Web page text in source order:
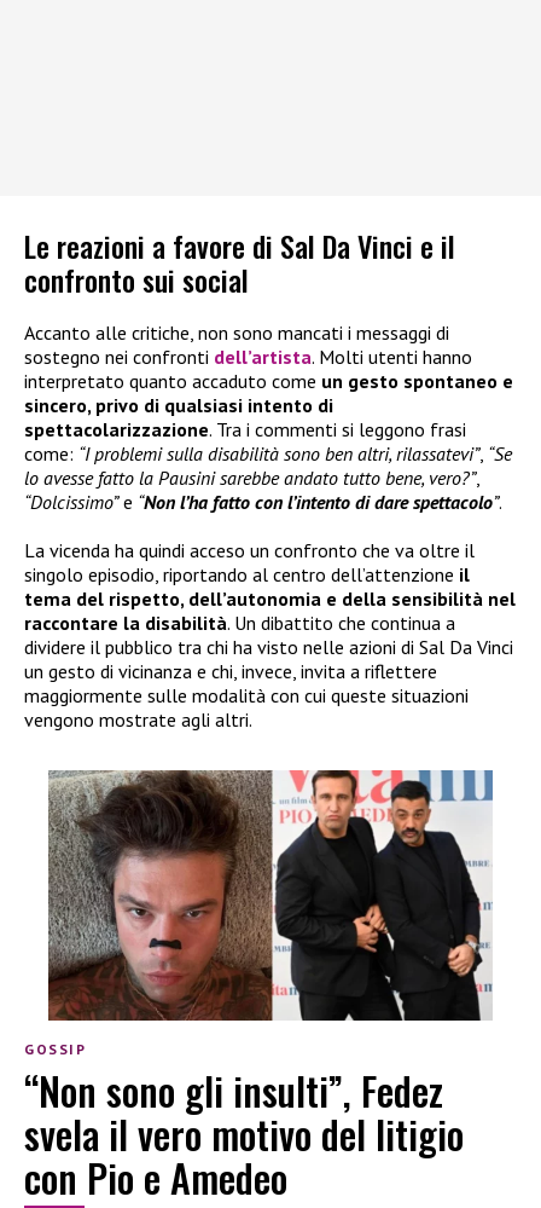
Le reazioni a favore di Sal Da Vinci e il
confronto sui social
Accanto alle critiche, non sono mancati i messaggi di
sostegno nei confronti dell’artista. Molti utenti hanno
interpretato quanto accaduto come un gesto spontaneo e
sincero, privo di qualsiasi intento di
spettacolarizzazione. Tra i commenti si leggono frasi
come: “I problemi sulla disabilità sono ben altri, rilassatevi”, “Se
lo avesse fatto la Pausini sarebbe andato tutto bene, vero?”,
“Dolcissimo”e “Non l’ha fatto con l’intento di dare spettacolo”.
La vicenda ha quindi acceso un confronto che va oltre il
singolo episodio, riportando al centro dell’attenzione il
tema del rispetto, dell’autonomia e della sensibilità nel
raccontare la disabilità. Un dibattito che continua a
dividere il pubblico tra chi ha visto nelle azioni di Sal Da Vinci
un gesto di vicinanza e chi, invece, invita a riflettere
maggiormente sulle modalità con cui queste situazioni
vengono mostrate agli altri.
GOSSIP
“Non sono gli insulti”, Fedez
svela il vero motivo del litigio
con Pio e Amedeo